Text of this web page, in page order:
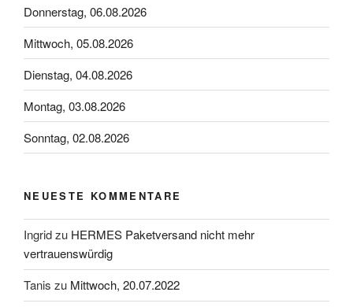
Donnerstag, 06.08.2026
Mittwoch, 05.08.2026
Dienstag, 04.08.2026
Montag, 03.08.2026
Sonntag, 02.08.2026
NEUESTE KOMMENTARE
Ingridzu HERMES Paketversand nicht mehr
vertrauenswürdig
Tanis zu Mittwoch, 20.07.2022